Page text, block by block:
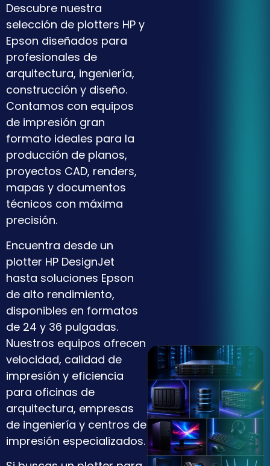
Descubre nuestra
selección de plotters HP y
Epson diseñados para
profesionales de
arquitectura, ingeniería,
construcción y diseño.
Contamos con equipos
de impresión gran
formato ideales para la
producción de planos,
proyectos CAD, renders,
mapas y documentos
técnicos con máxima
precisión.
Encuentra desde un
plotter HP DesignJet
hasta soluciones Epson
de alto rendimiento,
disponibles en formatos
de 24 y 36 pulgadas.
Nuestros equipos ofrecen
velocidad, calidad de
impresión y eficiencia
para oficinas de
arquitectura, empresas
de ingeniería y centros de
impresión especializados.